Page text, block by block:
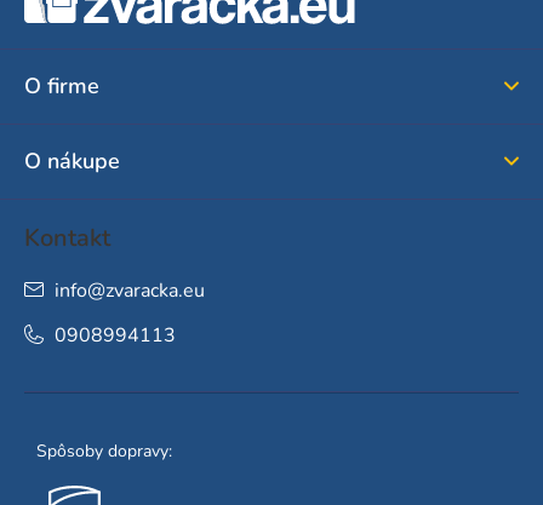
O firme
O nákupe
Kontakt
info@zvaracka.eu
0908994113
Spôsoby dopravy: